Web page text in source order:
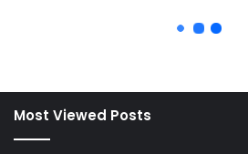
Most Viewed Posts